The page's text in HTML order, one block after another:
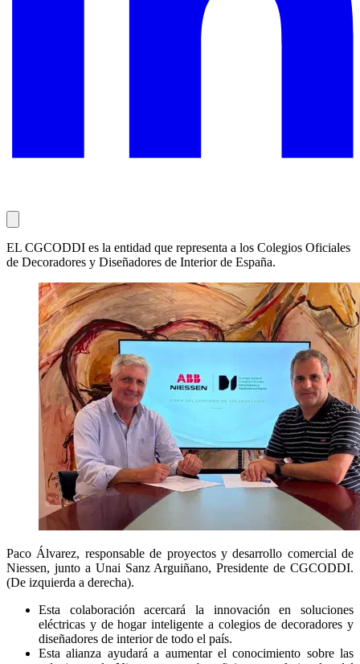
EL CGCODDI es la entidad que representa a los Colegios Oficiales
de Decoradores y Diseñadores de Interior de España.
Paco Álvarez, responsable de proyectos y desarrollo comercial de
Niessen, junto a Unai Sanz Arguiñano, Presidente de CGCODDI.
(De izquierda a derecha).
Esta colaboración acercará la innovación en soluciones
eléctricas y de hogar inteligente a colegios de decoradores y
diseñadores de interior de todo el país.
Esta alianza ayudará a aumentar el conocimiento sobre las